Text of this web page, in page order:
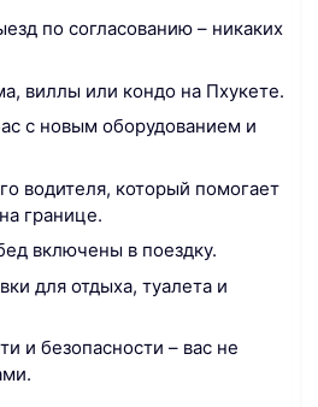
по согласованию – никаких
виллы или кондо на Пхукете.
с новым оборудованием и
водителя, который помогает
границе.
включены в поездку.
для отдыха, туалета и
и безопасности – вас не